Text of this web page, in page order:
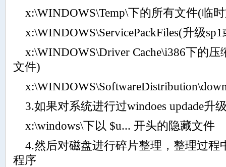
x:\WINDOWS\Temp\下的所有文件(临
x:\WINDOWS\ServicePackFiles(升级
x:\WINDOWS\Driver Cache\i386下的压
文件)
3.如果对系统进行过windoes updade升
x:\windows\下以 $u... 开头的隐藏文件
4.然后对磁盘进行碎片整理，整理过程
程序